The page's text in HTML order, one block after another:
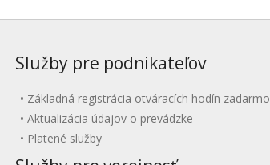
Služby pre podnikateľov
Základná registrácia otváracích hodín zadarmo
Aktualizácia údajov o prevádzke
Platené služby